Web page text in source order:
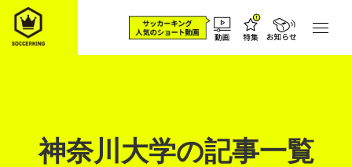
神奈川大学の記事一覧